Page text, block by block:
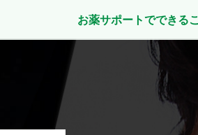
お薬サポートでできる